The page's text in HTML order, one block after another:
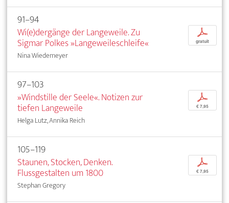
91–94
Wi(e)dergänge der Langeweile. Zu
Sigmar Polkes »Langeweileschleife«
Nina Wiedemeyer
p
gratuit
97–103
»Windstille der Seele«. Notizen zur
tiefen Langeweile
Helga Lutz, Annika Reich
p
€ 7,95
105–119
Staunen, Stocken, Denken.
Flussgestalten um 1800
Stephan Gregory
p
€ 7,95